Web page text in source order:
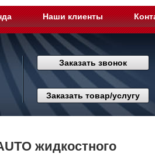
Наши клиенты
Заказать звонок
Заказать товар/услугу
жидкостного